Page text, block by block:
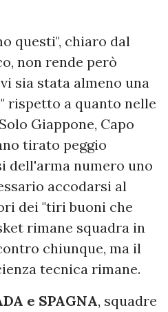
questi", chiaro dal
non rende però
sia stata almeno una
rispetto a quanto nelle
Giappone, Capo
tirato peggio
dell'arma numero uno
accodarsi al
dei "tiri buoni che
rimane squadra in
chiunque, ma il
tecnica rimane.
e SPAGNA, squadre